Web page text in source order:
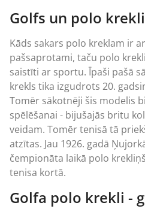
Golfs un polo
Kāds sakars polo kreklam ir
pašsaprotami, taču polo
saistīti ar sportu. Īpaši pašā
krekls tika izgudrots 20.
Tomēr sākotnēji šis modelis
spēlēšanai - bijušajās britu
veidam. Tomēr tenisā tā
atzītas. Jau 1926. gadā
čempionāta laikā polo
tenisa kortā.
Golfa polo krekli -